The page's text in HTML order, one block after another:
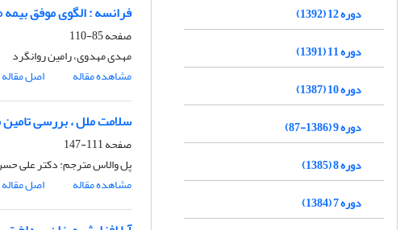
فرانسه : الگوی موفق
صفحه85-110
مهدی مهدوی، رامین روانگرد
مشاهده مقاله
اصل مقاله
سلامت ملل ، بررسی تامین
صفحه111-147
پل والاس مترجم: دکتر علی
مشاهده مقاله
اصل مقاله
دوره 12 (1392)
دوره 11 (1391)
دوره 10 (1387)
دوره 9 (1386-87)
دوره 8 (1385)
دوره 7 (1384)